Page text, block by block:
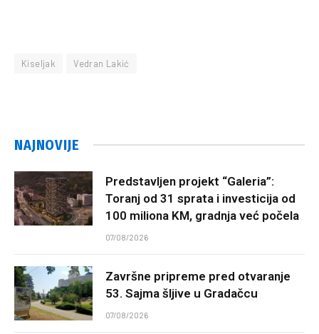
Kiseljak Vedran Lakić
NAJNOVIJE
Predstavljen projekt “Galeria”:
Toranj od 31 sprata i investicija od
100 miliona KM, gradnja već počela
07/08/2026
Završne pripreme pred otvaranje
53. Sajma šljive u Gradačcu
07/08/2026